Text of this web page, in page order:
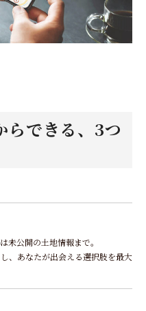
らできる、3つ
未公開の土地情報まで。
、あなたが出会える選択肢を最大